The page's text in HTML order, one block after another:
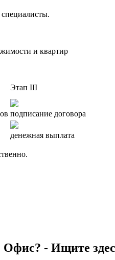
специалисты.
и квартир
Этап III
подписание договора
денежная выплата
- Ищите